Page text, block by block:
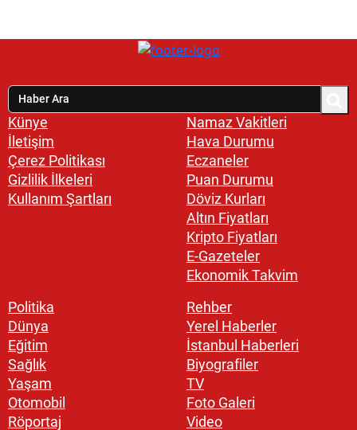
Künye
İletişim
Çerez Politikası
Gizlilik İlkeleri
Kullanım Şartları
Namaz Vakitleri
Hava Durumu
Eczaneler
Puan Durumu
Döviz Kurları
Altın Fiyatları
Kripto Fiyatları
E-Gazeteler
Ekonomik Takvim
Politika
Dünya
Eğitim
Sağlık
Yaşam
Otomobil
Röportaj
Rehber
Yerel Haberler
İstanbul Haberleri
Biyografiler
TV
Foto Galeri
Video